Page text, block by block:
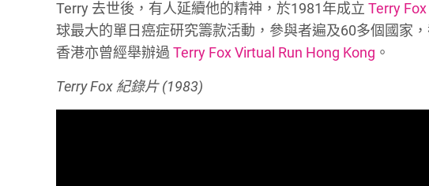
Terry 去世後，有人延續他的精神，於1981年成立Terry
球最大的單日癌症研究籌款活動，參與者遍及60多個國家
香港亦曾經舉辦過Terry Fox Virtual Run Hong Kong 。
Terry Fox 紀錄片 (1983)